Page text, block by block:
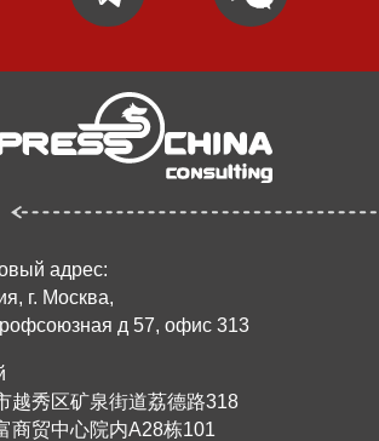
адрес:
г. Москва,
д 57, офис 313
越秀区矿泉街道荔德路318
商贸中心院内A28栋101